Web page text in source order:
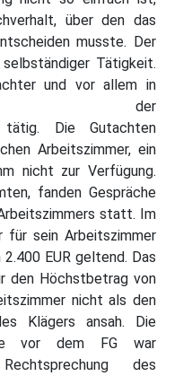
über den das
musste. Der
Tätigkeit.
und vor allem in
der
tätig. Die Gutachten
Arbeitszimmer, ein
nicht zur Verfügung.
fanden Gespräche
statt. Im
für sein Arbeitszimmer
EUR geltend. Das
den Höchstbetrag von
nicht als den
Klägers ansah. Die
vor dem FG war
des